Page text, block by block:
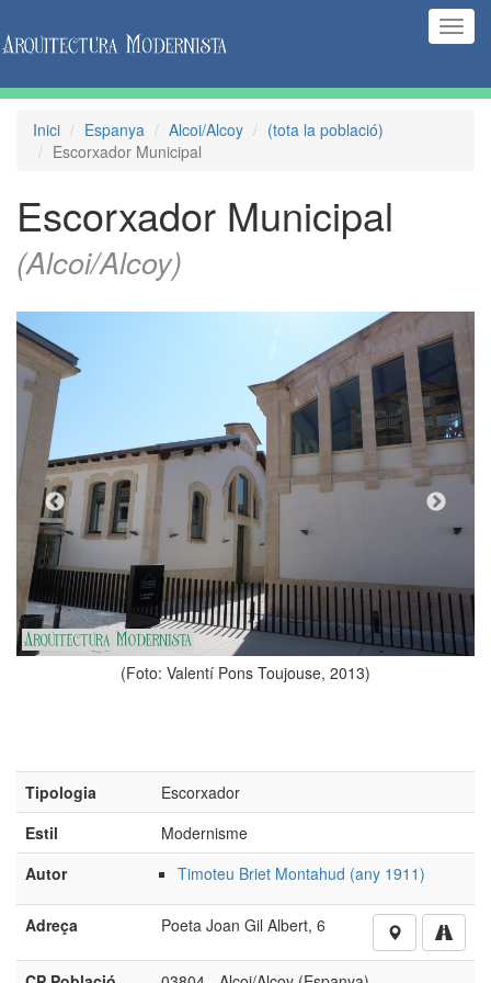
Inici Espanya Alcoi/Alcoy
(tota la població)
Escorxador Municipal
Escorxador Municipal
(Alcoi/Alcoy)
(Foto: Valentí Pons Toujouse, 2013)
Tipologia
Escorxador
Estil
Modernisme
Autor
Timoteu Briet Montahud (any 1911)
Adreça Poeta Joan Gil Albert, 6